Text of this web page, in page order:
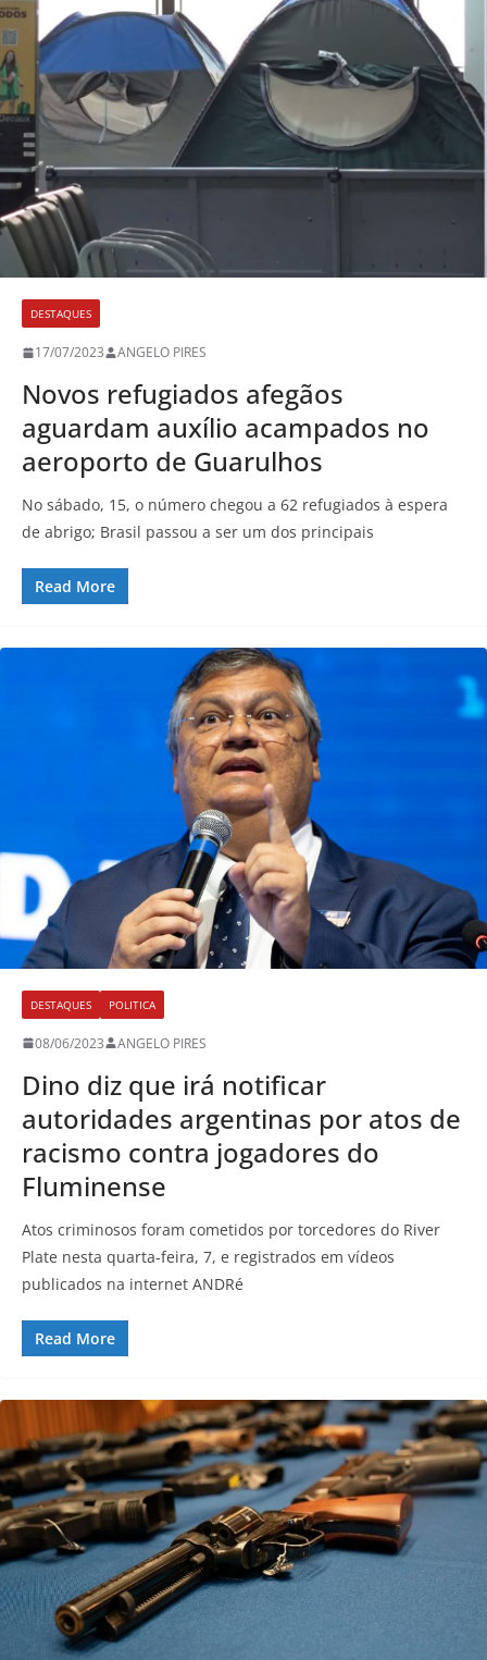
DESTAQUES
17/07/2023 ANGELO PIRES
Novos refugiados afegãos
aguardam auxílio acampados no
aeroporto de Guarulhos
No sábado, 15, o número chegou a 62 refugiados à espera
de abrigo; Brasil passou a ser um dos principais
Read More
DESTAQUES POLITICA
08/06/2023 ANGELO PIRES
Dino diz que irá notificar
autoridades argentinas por atos de
racismo contra jogadores do
Fluminense
Atos criminosos foram cometidos por torcedores do River
Plate nesta quarta-feira, 7, e registrados em vídeos
publicados na internet ANDRé
Read More